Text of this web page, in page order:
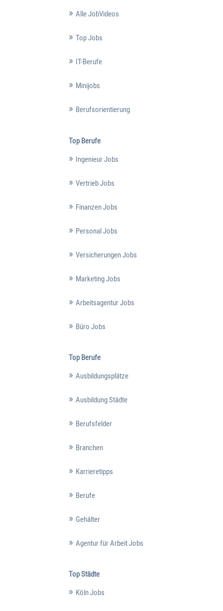
Alle JobVideos
Top Jobs
IT-Berufe
Minijobs
Berufsorientierung
Top Berufe
Ingenieur Jobs
Vertrieb Jobs
Finanzen Jobs
Personal Jobs
Versicherungen Jobs
Marketing Jobs
Arbeitsagentur Jobs
Büro Jobs
Top Berufe
Ausbildungsplätze
Ausbildung Städte
Berufsfelder
Branchen
Karrieretipps
Berufe
Gehälter
Agentur für Arbeit Jobs
Top Städte
Köln Jobs